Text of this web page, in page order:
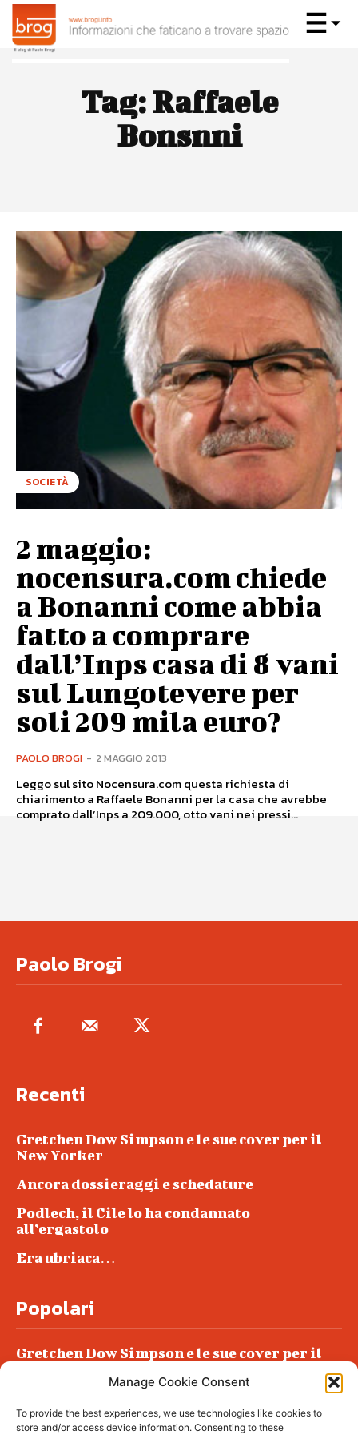
Manage Cookie Consent
To provide the best experiences, we use technologies like cookies to
store and/or access device information. Consenting to these
Tag:Raffaele
Bonsnni
SOCIETÀ
2 maggio:
nocensura.com chiede
a Bonanni come abbia
fatto a comprare
dall’Inps casa di 8 vani
sul Lungotevere per
soli 209 mila euro?
PAOLO BROGI - 2 MAGGIO 2013
Leggo sul sito Nocensura.com questa richiesta di
chiarimento a Raffaele Bonanni per la casa che avrebbe
comprato dall’Inps a 209.000, otto vani nei pressi...
Paolo Brogi
Recenti
Gretchen Dow Simpson e le sue cover per il
New Yorker
Ancora dossieraggi e schedature
Podlech, il Cile lo ha condannato
all’ergastolo
Era ubriaca…
Popolari
Gretchen Dow Simpson e le sue cover per il
Podlech, il Cile lo ha condannato